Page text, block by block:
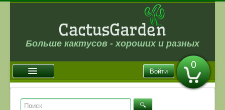
Больше кактусов - хороших и разных
0
Войти
Главная